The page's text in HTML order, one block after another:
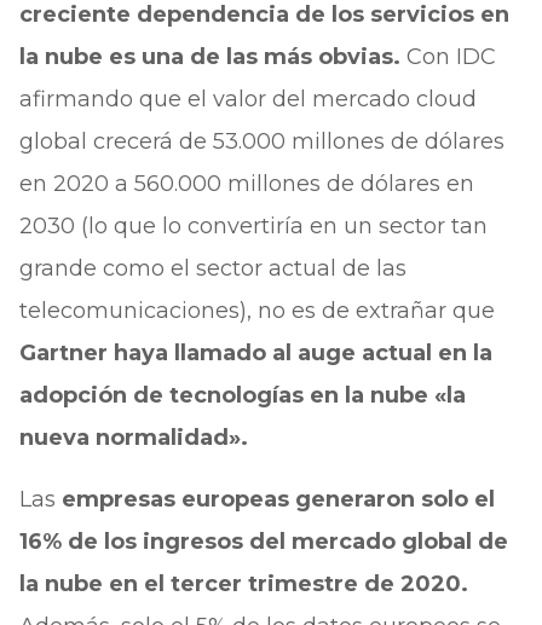
creciente dependencia de los servicios en
la nube es una de las más obvias. Con IDC
afirmando que el valor del mercado cloud
global crecerá de 53.000 millones de dólares
en 2020 a 560.000 millones de dólares en
2030 (lo que lo convertiría en un sector tan
grande como el sector actual de las
telecomunicaciones), no es de extrañar que
Gartner haya llamado al auge actual en la
adopción de tecnologías en la nube «la
nueva normalidad».
Las empresas europeas generaron solo el
16% de los ingresos del mercado global de
la nube en el tercer trimestre de 2020.